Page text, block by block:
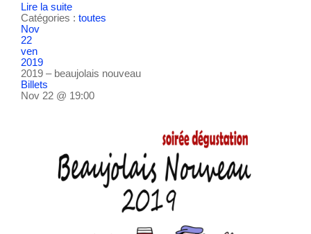
Lire la suite
Catégories : toutes
Nov
22
ven
2019
2019 – beaujolais nouveau
Billets
Nov 22 @ 19:00